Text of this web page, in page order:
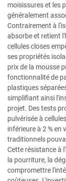
moisissures et les
généralement
Contrairement à
absorbe et retient
cellules closes
ses propriétés
prix de la mousse
fonctionnalité de
plastiques
simplifiant ainsi
projet. Des tests
pulvérisée à
inférieure à 2 %
traditionnels
Cette résistance à
la pourriture, la
compromettre